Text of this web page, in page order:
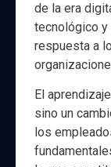
de la era
tecnológico y
respuesta a
El
sino un
los